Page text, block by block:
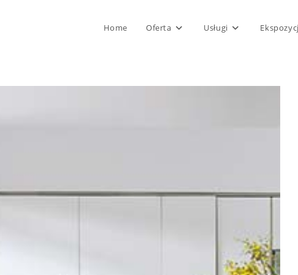
Home Oferta Usługi